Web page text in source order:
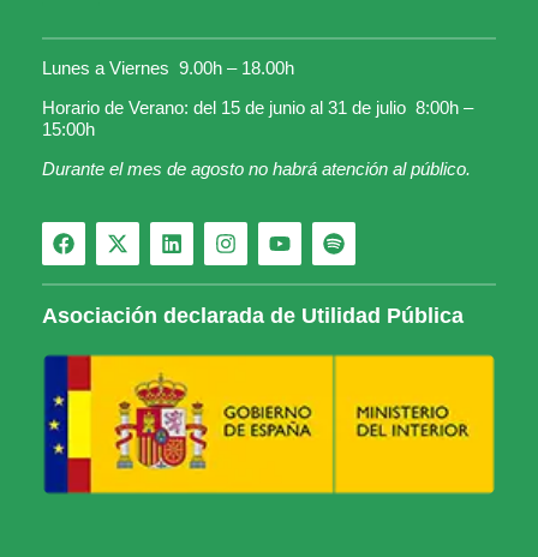
Lunes a Viernes 9.00h – 18.00h
Horario de Verano: del 15 de junio al 31 de julio 8:00h –
15:00h
Durante el mes de agosto no habrá atención al público.
Asociación declarada de Utilidad Pública